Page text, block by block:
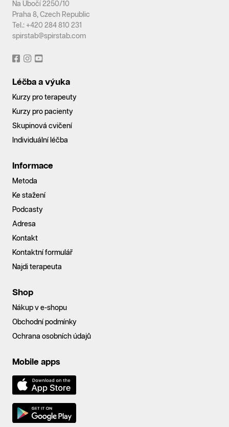
Na Úbočí 2250/10
Praha 8, Czech Republic
Tel.: +420 284 810 231
spirstab@spirstab.com
Léčba a výuka
Kurzy pro terapeuty
Kurzy pro pacienty
Skupinová cvičení
Individuální léčba
Informace
Metoda
Ke stažení
Podcasty
Adresa
Kontakt
Kontaktní formulář
Najdi terapeuta
Shop
Nákup v e-shopu
Obchodní podmínky
Ochrana osobních údajů
Mobile apps